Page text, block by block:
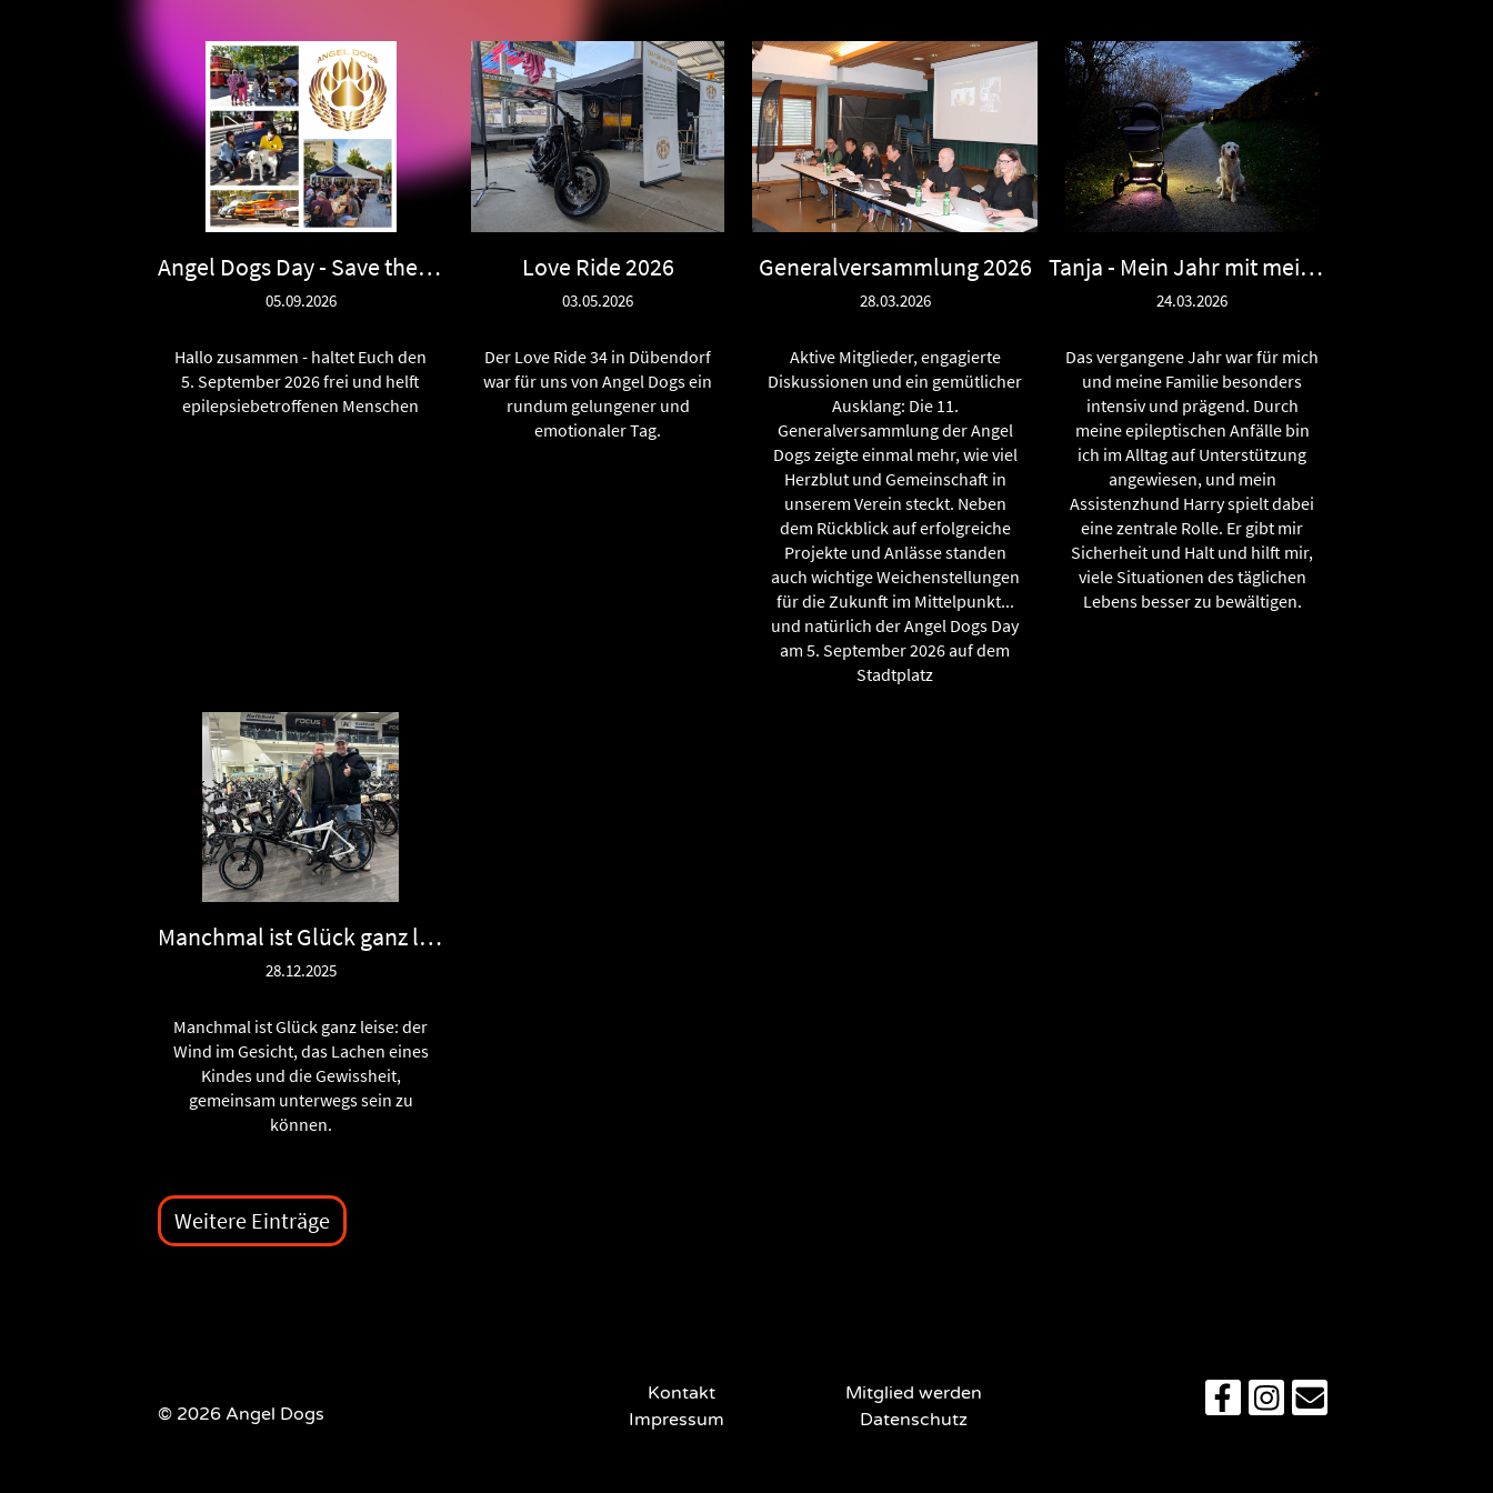
Angel Dogs Day - Save the date
05.09.2026
Hallo zusammen - haltet Euch den
5. September 2026 frei und helft
epilepsiebetroffenen Menschen
Love Ride 2026
03.05.2026
Der Love Ride 34 in Dübendorf
war für uns von Angel Dogs ein
rundum gelungener und
emotionaler Tag.
Generalversammlung 2026
28.03.2026
Aktive Mitglieder, engagierte
Diskussionen und ein gemütlicher
Ausklang: Die 11.
Generalversammlung der Angel
Dogs zeigte einmal mehr, wie viel
Herzblut und Gemeinschaft in
unserem Verein steckt. Neben
dem Rückblick auf erfolgreiche
Projekte und Anlässe standen
auch wichtige Weichenstellungen
für die Zukunft im Mittelpunkt...
und natürlich der Angel Dogs Day
am 5. September 2026 auf dem
Stadtplatz
Tanja - Mein Jahr mit meiner Familie, meinem Assistenzhund Harry und meinem Sohn Elyas
24.03.2026
Das vergangene Jahr war für mich
und meine Familie besonders
intensiv und prägend. Durch
meine epileptischen Anfälle bin
ich im Alltag auf Unterstützung
angewiesen, und mein
Assistenzhund Harry spielt dabei
eine zentrale Rolle. Er gibt mir
Sicherheit und Halt und hilft mir,
viele Situationen des täglichen
Lebens besser zu bewältigen.
Manchmal ist Glück ganz leise
28.12.2025
Manchmal ist Glück ganz leise: der
Wind im Gesicht, das Lachen eines
Kindes und die Gewissheit,
gemeinsam unterwegs sein zu
können.
Weitere Einträge
© 2026 Angel Dogs
Kontakt
Mitglied werden
Impressum
Datenschutz